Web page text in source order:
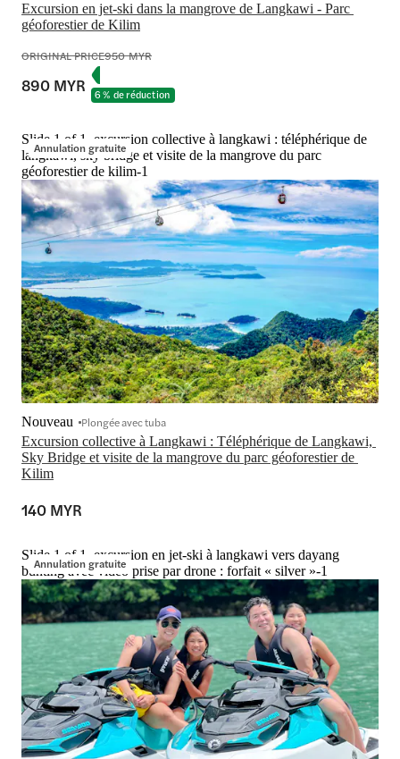
Excursion en jet-ski dans la mangrove de Langkawi - Parc
géoforestier de Kilim
ORIGINAL PRICE950 MYR
890 MYR 6 % de réduction
Annulation gratuite
Slide 1 of 1, excursion collective à langkawi : téléphérique de
langkawi, sky bridge et visite de la mangrove du parc
géoforestier de kilim-1
Excursion collective à Langkawi : Téléphérique de Langkawi,
Sky Bridge et visite de la mangrove du parc géoforestier de
Kilim
Nouveau Plongée avec tuba
140 MYR
Annulation gratuite
Slide 1 of 1, excursion en jet-ski à langkawi vers dayang
bunting avec vidéo prise par drone : forfait « silver »-1